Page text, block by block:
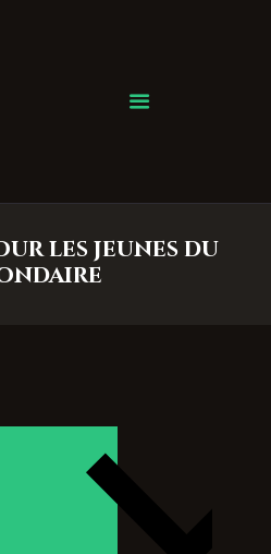
les jeunes du
Badr